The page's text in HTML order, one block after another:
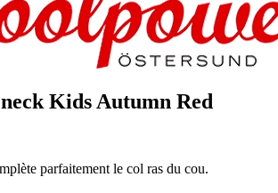
Kids Autumn Red
parfaitement le col ras du cou.